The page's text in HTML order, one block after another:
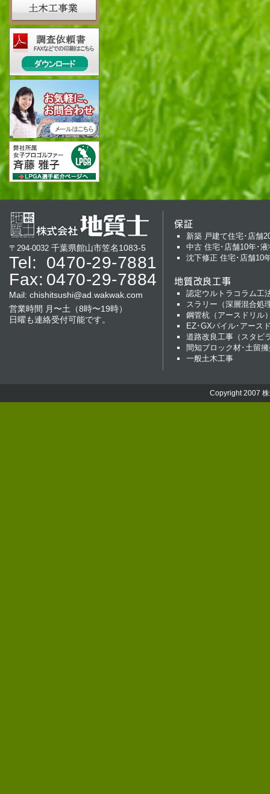
〒294-0032 千葉県館山市笠名1083-5
Tel:
0470-29-7881
Fax: 0470-29-7884
Mail: chishitsushi@ad.wakwak.com
営業時間 月〜土（8時〜19時）
日曜も連絡受付可能です。
保証
新築 戸建て住宅･店舗
中古 住宅･店舗10年･液
沈下修正 住宅･店舗10
地質改良工事
認定ウルトラコラム工
スラリー（深層混合処
鋼管杭（アースドリル
EZ･GXパイル･アース
道路改良工事（スタビ
間知ブロック材･土留
一般土木工事
Copyright 2007